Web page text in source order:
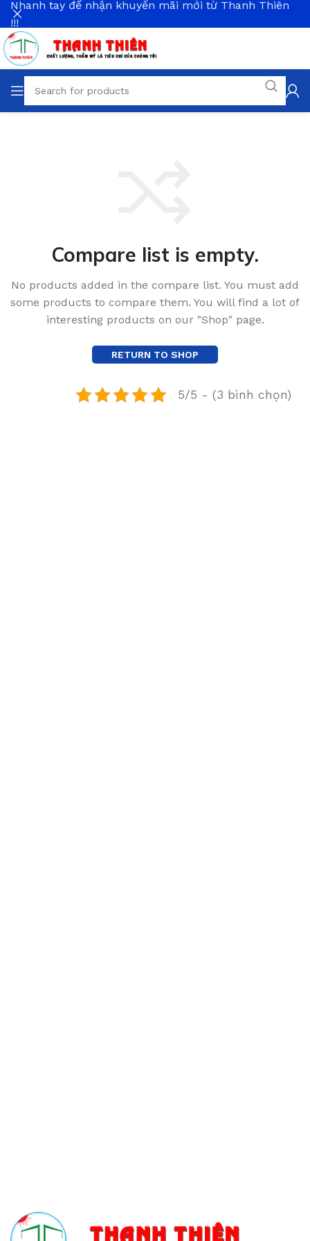
Compare list is empty.
No products added in the compare list. You must add
some products to compare them. You will find a lot of
interesting products on our "Shop" page.
RETURN TO SHOP
5/5 - (3 bình chọn)
Nhanh tay để nhận khuyến mãi mới từ Thanh Thiên
!!!